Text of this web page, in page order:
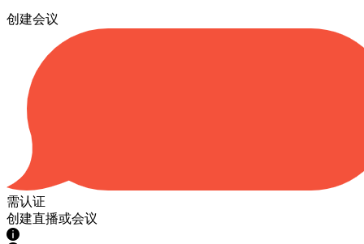
创建会议
需认证
创建直播或会议